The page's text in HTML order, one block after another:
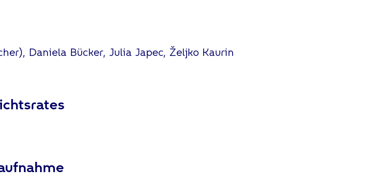
Daniela Bücker, Julia Japec, Željko Kaurin